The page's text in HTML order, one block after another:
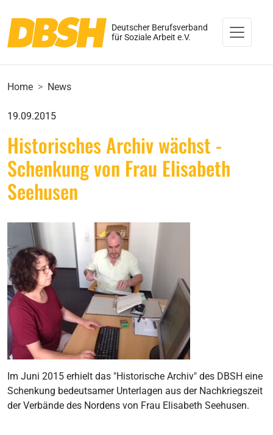
Deutscher Berufsverband
für Soziale Arbeit e.V.
Home News
19.09.2015
Historisches Archiv wächst -
Schenkung von Frau Elisabeth
Seehusen
Im Juni 2015 erhielt das "Historische Archiv" des DBSH eine
Schenkung bedeutsamer Unterlagen aus der Nachkriegszeit
der Verbände des Nordens von Frau Elisabeth Seehusen.